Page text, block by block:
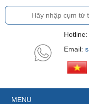
Hotline:
Email:
MENU